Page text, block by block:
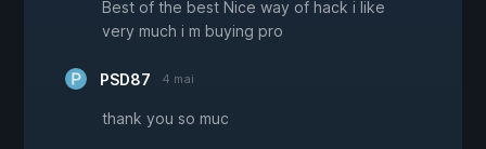
Best of the best Nice way of hack i like
very much i m buying pro
PSD87 4 mai
thank you so muc